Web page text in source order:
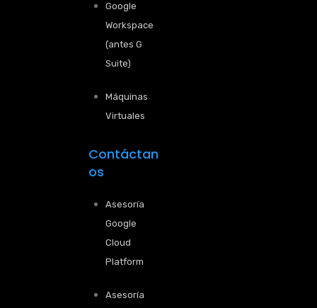
Google
Workspace
(antes G
Suite)
Máquinas
Virtuales
Contáctan
os
Asesoría
Google
Cloud
Platform
Asesoría